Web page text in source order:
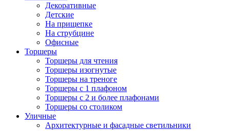
Декоративные
Детские
На прищепке
На струбцине
Офисные
Торшеры
Торшеры для чтения
Торшеры изогнутые
Торшеры на треноге
Торшеры с 1 плафоном
Торшеры с 2 и более плафонами
Торшеры со столиком
Уличные
Архитектурные и фасадные светильники